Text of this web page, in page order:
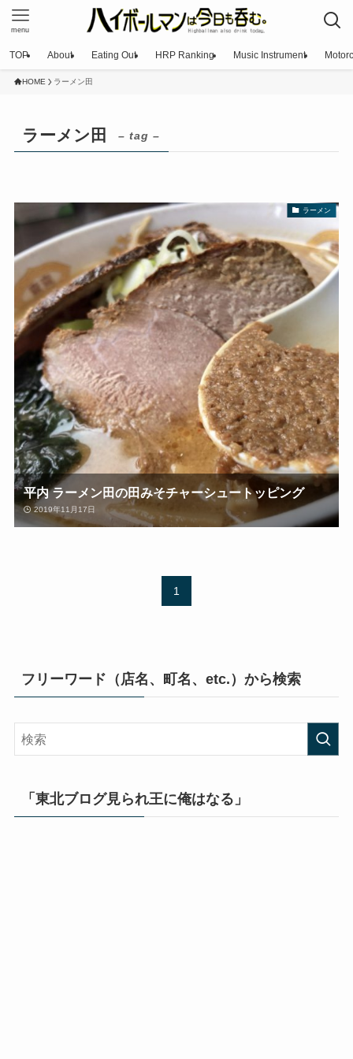
menu
TOP About Eating Out HRP Ranking Music Instrument
HOME ラーメン田
ラーメン田 – tag –
ラーメン
平内 ラーメン田の田みそチャーシュートッピング
2019年11月17日
1
フリーワード（店名、町名、etc.）から検索
「東北ブログ見られ王に俺はなる」